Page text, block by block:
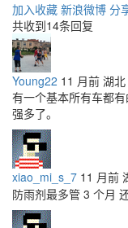
加入收藏 新浪微博 分
共收到14条回复
Young22 11 月前 湖北
有一个基本所有车都
强多了。
xiao_mi_s_7 11 月前
防雨剂最多管 3 个月